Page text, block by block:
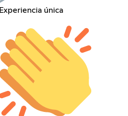
Experiencia única